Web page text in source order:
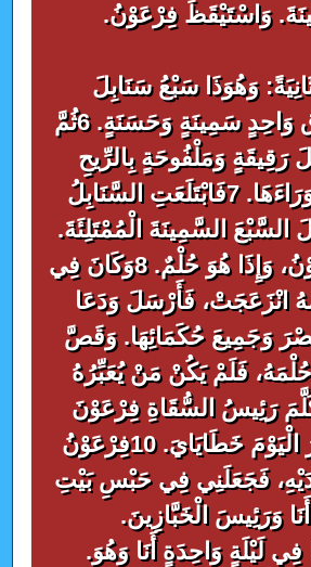
وَاسْتَيْقَظَ فِرْعَوْنُ.
وَهُوَذَا سَبْعُ سَنَابِلَ
طَالِعَةٍ فِي سَاق وَاحِدٍ سَمِينَةٍ وَحَسَنَةٍ. 6ثُمَّ
رَقِيقَةٍ وَمَلْفُوحَةٍ بِالرِّيحِ
الشَّرْقِيَّةِ نَابِتَةٍ وَرَاءَهَا. 7فَابْتَلَعَتِ السَّنَابِلُ
السَّبْعَ السَّمِينَةَ الْمُمْتَلِئَةَ.
وَاسْتَيْقَظَ فِرْعَوْنُ، وَإِذَا هُوَ حُلْمٌ. 8وَكَانَ فِي
انْزَعَجَتْ، فَأَرْسَلَ وَدَعَا
وَجَمِيعَ حُكَمَائِهَا. وَقَصَّ
فَلَمْ يَكُنْ مَنْ يُعَبِّرُهُ
9ثُمَّ كَلَّمَ رَئِيسُ السُّقَاةِ فِرْعَوْنَ
قَائِلاً: «أَنَا أَتَذَكَّرُ الْيَوْمَ خَطَايَايَ. 10فِرْعَوْنُ
فَجَعَلَنِي فِي حَبْسِ بَيْتِ
وَرَئِيسَ الْخَبَّازِينَ.
فِي لَيْلَةٍ وَاحِدَةٍ أَنَا وَهُوَ.